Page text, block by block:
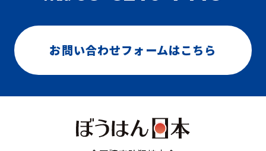
お問い合わせフォームはこちら